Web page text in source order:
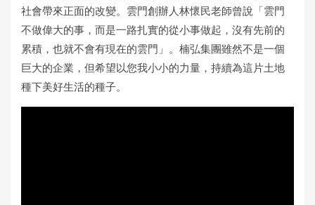
社會帶來正面的改變。雲門創辦人林懷民老師曾說「雲門
不做偉大的事，而是一路扎實的從小事做起，沒有先前的
累積，也就不會有現在的雲門」。楠弘集團雖然不是一個
巨大的企業，但希望以您我小小的力量，持續為這片土地
種下美好生活的種子。